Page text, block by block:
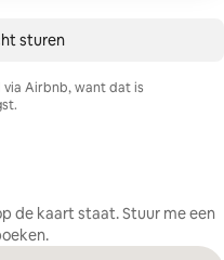
sturen
Airbnb, want dat is
de kaart staat. Stuur me een